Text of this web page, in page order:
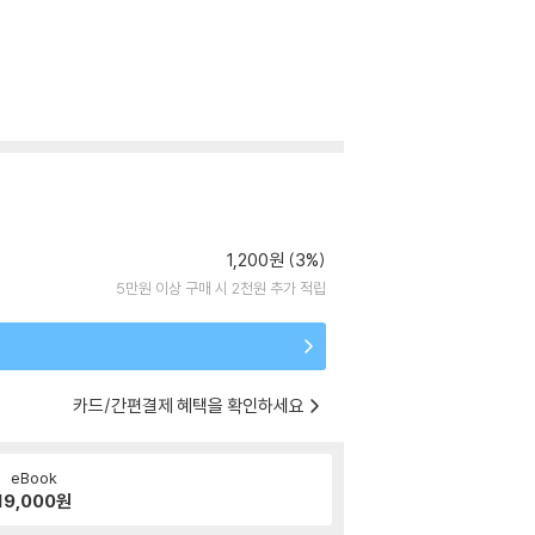
1,200원 (3%)
5만원 이상 구매 시 2천원 추가 적립
카드/간편결제 혜택을 확인하세요
eBook
원